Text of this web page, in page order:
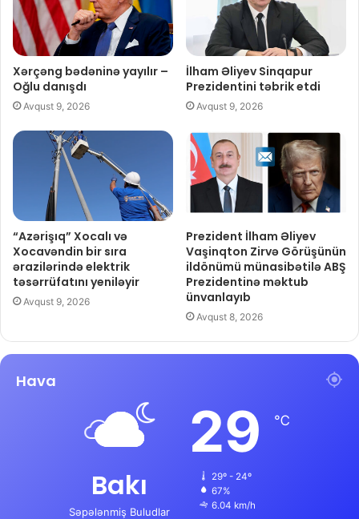
Xərçəng bədəninə yayılır –
Oğlu danışdı
Avqust 9, 2026
İlham Əliyev Sinqapur
Prezidentini təbrik etdi
Avqust 9, 2026
“Azərişıq” Xocalı və
Xocavəndin bir sıra
ərazilərində elektrik
təsərrüfatını yeniləyir
Avqust 9, 2026
Prezident İlham Əliyev
Vaşinqton Zirvə Görüşünün
ildönümü münasibətilə ABŞ
Prezidentinə məktub
ünvanlayıb
Avqust 8, 2026
Hava
Bakı
Səpələnmiş Buludlar
29 ℃
29º - 24º
67%
6.04 km/h